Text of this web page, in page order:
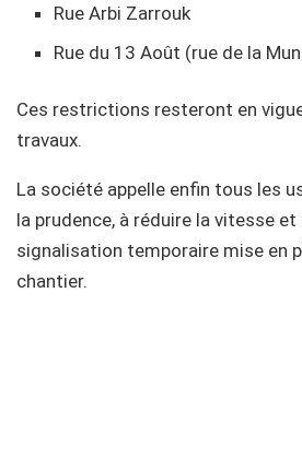
Rue Arbi Zarrouk
Rue du 13 Août (rue de la
Ces restrictions resteront en
travaux.
La société appelle enfin tous les
la prudence, à réduire la vitesse
signalisation temporaire mise en
chantier.